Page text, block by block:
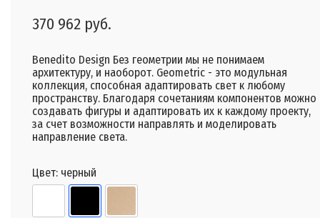
370 962 руб.
Benedito Design Без геометрии мы не понимаем
архитектуру, и наоборот. Geometric - это модульная
коллекция, способная адаптировать свет к любому
пространству. Благодаря сочетаниям компонентов можно
создавать фигуры и адаптировать их к каждому проекту,
за счет возможности направлять и моделировать
направление света.
Цвет: черный